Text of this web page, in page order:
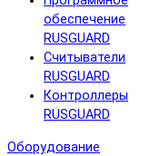
обеспечение
RUSGUARD
Считыватели
RUSGUARD
Контроллеры
RUSGUARD
Оборудование